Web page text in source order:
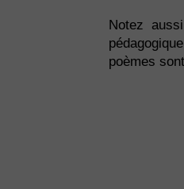
Notez
poèmes